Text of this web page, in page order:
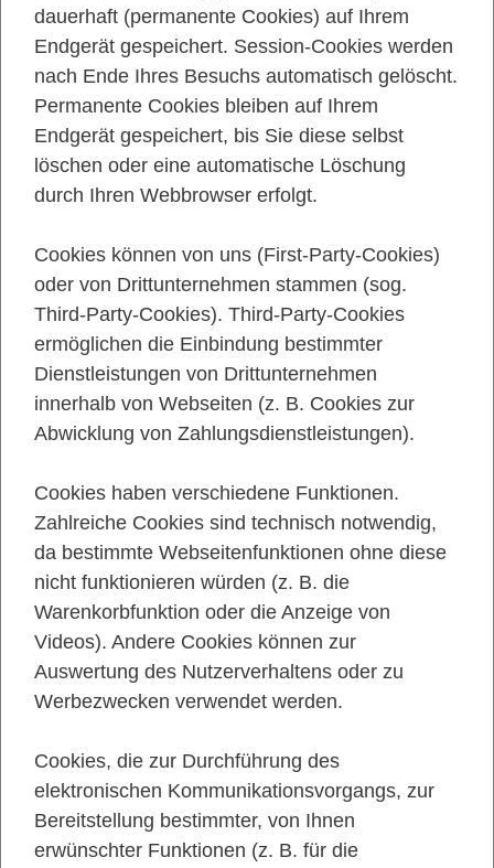
dauerhaft (permanente Cookies) auf Ihrem
Endgerät gespeichert. Session-Cookies werden
nach Ende Ihres Besuchs automatisch gelöscht.
Permanente Cookies bleiben auf Ihrem
Endgerät gespeichert, bis Sie diese selbst
löschen oder eine automatische Löschung
durch Ihren Webbrowser erfolgt.
Cookies können von uns (First-Party-Cookies)
oder von Drittunternehmen stammen (sog.
Third-Party-Cookies). Third-Party-Cookies
ermöglichen die Einbindung bestimmter
Dienstleistungen von Drittunternehmen
innerhalb von Webseiten (z. B. Cookies zur
Abwicklung von Zahlungsdienstleistungen).
Cookies haben verschiedene Funktionen.
Zahlreiche Cookies sind technisch notwendig,
da bestimmte Webseitenfunktionen ohne diese
nicht funktionieren würden (z. B. die
Warenkorbfunktion oder die Anzeige von
Videos). Andere Cookies können zur
Auswertung des Nutzerverhaltens oder zu
Werbezwecken verwendet werden.
Cookies, die zur Durchführung des
elektronischen Kommunikationsvorgangs, zur
Bereitstellung bestimmter, von Ihnen
erwünschter Funktionen (z. B. für die